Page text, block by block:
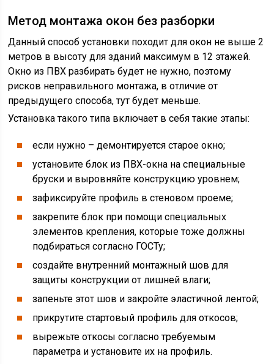
Метод монтажа окон без разборки
Данный способ установки походит для окон не выше 2
метров в высоту для зданий максимум в 12 этажей.
Окно из ПВХ разбирать будет не нужно, поэтому
рисков неправильного монтажа, в отличие от
предыдущего способа, тут будет меньше.
Установка такого типа включает в себя такие этапы:
если нужно – демонтируется старое окно;
установите блок из ПВХ-окна на специальные
бруски и выровняйте конструкцию уровнем;
зафиксируйте профиль в стеновом проеме;
закрепите блок при помощи специальных
элементов крепления, которые тоже должны
подбираться согласно ГОСТу;
создайте внутренний монтажный шов для
защиты конструкции от лишней влаги;
запеньте этот шов и закройте эластичной лентой;
прикрутите стартовый профиль для откосов;
вырежьте откосы согласно требуемым
параметра и установите их на профиль.